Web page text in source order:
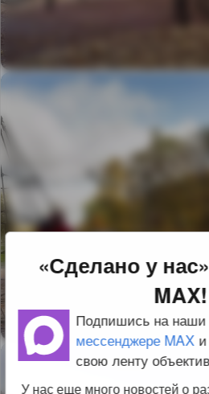
«Сделано у
MAX!
Подпишись на наши
мессенджере MAX и
свою ленту
У нас еще много новостей о